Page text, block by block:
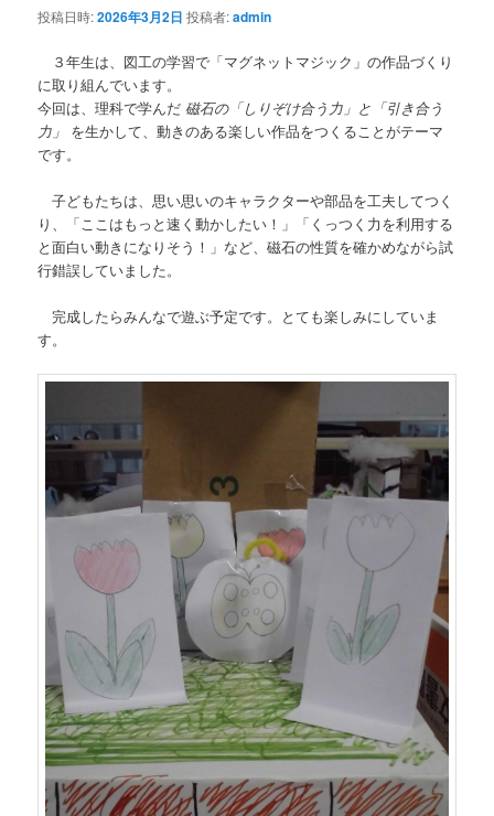
投稿日時:2026年3月2日 投稿者:admin
３年生は、図工の学習で「マグネットマジック」の作品づくり
に取り組んでいます。
今回は、理科で学んだ磁石の「しりぞけ合う力」と「引き合う
力」 を生かして、動きのある楽しい作品をつくることがテーマ
です。
子どもたちは、思い思いのキャラクターや部品を工夫してつく
り、「ここはもっと速く動かしたい！」「くっつく力を利用する
と面白い動きになりそう！」など、磁石の性質を確かめながら試
行錯誤していました。
完成したらみんなで遊ぶ予定です。とても楽しみにしていま
す。